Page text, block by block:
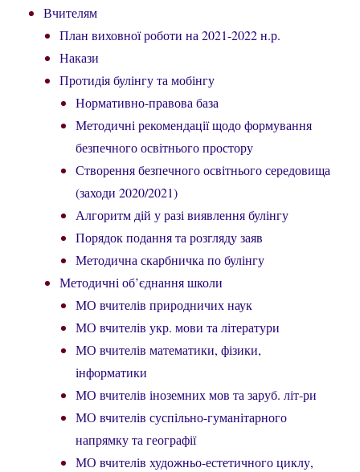
Вчителям
План виховної роботи на 2021-2022 н.р.
Накази
Протидія булінгу та мобінгу
Нормативно-правова база
Методичні рекомендації щодо формування
безпечного освітнього простору
Створення безпечного освітнього середовища
(заходи 2020/2021)
Алгоритм дій у разі виявлення булінгу
Порядок подання та розгляду заяв
Методична скарбничка по булінгу
Методичні об’єднання школи
МО вчителів природничих наук
МО вчителів укр. мови та літератури
МО вчителів математики, фізики,
інформатики
МО вчителів іноземних мов та заруб. літ-ри
МО вчителів суспільно-гуманітарного
напрямку та географії
МО вчителів художньо-естетичного циклу,